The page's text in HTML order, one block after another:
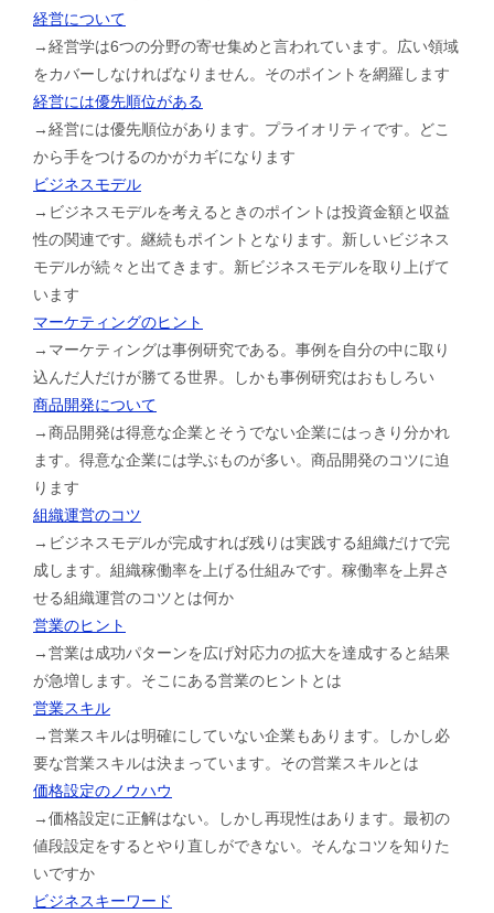
経営について
→経営学は6つの分野の寄せ集めと言われています。広い領域
をカバーしなければなりません。そのポイントを網羅します
経営には優先順位がある
→経営には優先順位があります。プライオリティです。どこ
から手をつけるのかがカギになります
ビジネスモデル
→ビジネスモデルを考えるときのポイントは投資金額と収益
性の関連です。継続もポイントとなります。新しいビジネス
モデルが続々と出てきます。新ビジネスモデルを取り上げて
います
マーケティングのヒント
→マーケティングは事例研究である。事例を自分の中に取り
込んだ人だけが勝てる世界。しかも事例研究はおもしろい
商品開発について
→商品開発は得意な企業とそうでない企業にはっきり分かれ
ます。得意な企業には学ぶものが多い。商品開発のコツに迫
ります
組織運営のコツ
→ビジネスモデルが完成すれば残りは実践する組織だけで完
成します。組織稼働率を上げる仕組みです。稼働率を上昇さ
せる組織運営のコツとは何か
営業のヒント
→営業は成功パターンを広げ対応力の拡大を達成すると結果
が急増します。そこにある営業のヒントとは
営業スキル
→営業スキルは明確にしていない企業もあります。しかし必
要な営業スキルは決まっています。その営業スキルとは
価格設定のノウハウ
→価格設定に正解はない。しかし再現性はあります。最初の
値段設定をするとやり直しができない。そんなコツを知りた
いですか
ビジネスキーワード